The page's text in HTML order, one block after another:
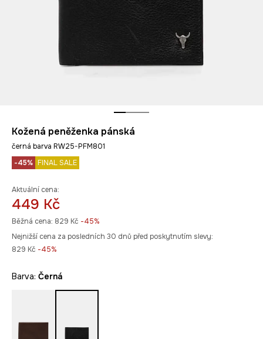
Kožená peněženka pánská
černá barva RW25-PFM801
-45% FINAL SALE
Aktuální cena:
449 Kč
Běžná cena: 829 Kč -45%
Nejnižší cena za posledních 30 dnů před poskytnutím slevy:
829 Kč -45%
Barva: černá